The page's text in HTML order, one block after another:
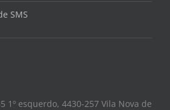
SMS
1º esquerdo, 4430-257 Vila Nova de